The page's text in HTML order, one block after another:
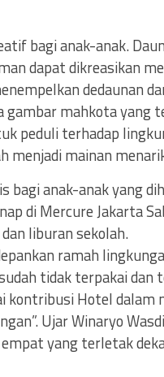
bagi anak-anak.
dapat dikreasikan
dedaunan
gambar mahkota yang
peduli terhadap
menjadi mainan
bagi anak-anak yang
di Mercure Jakarta
liburan sekolah.
ramah
tidak terpakai dan
kontribusi Hotel
Ujar Winaryo
yang terletak